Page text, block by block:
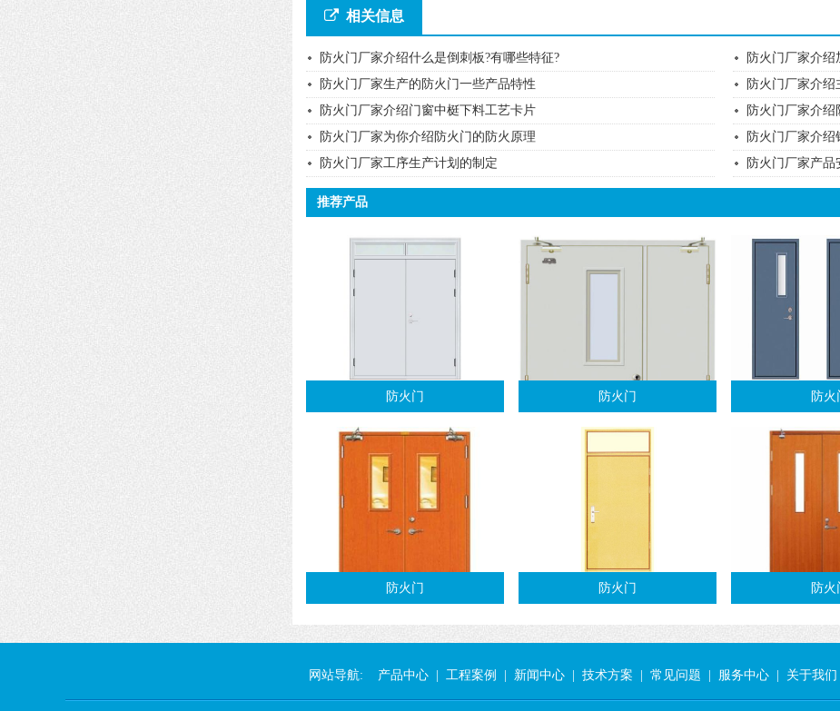
相关信息
防火门厂家介绍什么是倒刺板?有哪些特征?
防火门厂家介
防火门厂家生产的防火门一些产品特性
防火门厂家介
防火门厂家介绍门窗中梃下料工艺卡片
防火门厂家介
防火门厂家为你介绍防火门的防火原理
防火门厂家介
防火门厂家工序生产计划的制定
防火门厂家产
推荐产品
防火门 防火门 防火
防火门 防火门 防火
网站导航: 产品中心 工程案例 新闻中心 技术方案 常见问题 服务中心 关于我们